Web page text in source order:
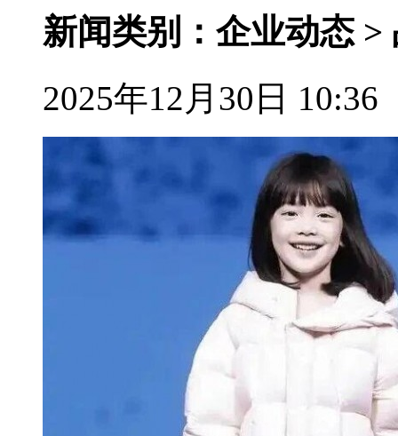
新闻类别：企业动态 >
2025年12月30日 10:36